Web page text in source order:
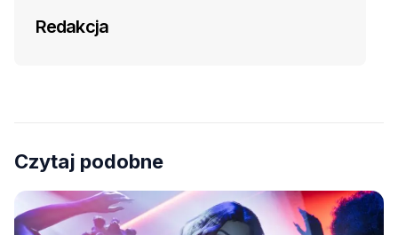
Redakcja
Czytaj podobne